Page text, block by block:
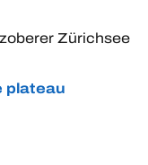
Zürichsee
plateau